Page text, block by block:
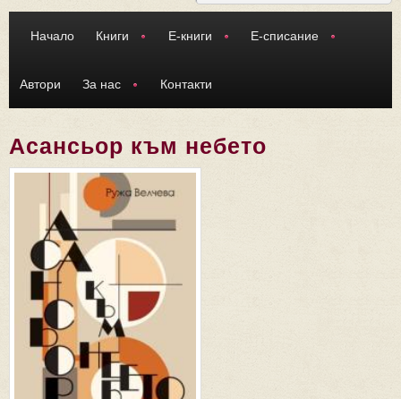
Начало Книги Е-книги Е-списание
Автори За нас Контакти
Асансьор към небето